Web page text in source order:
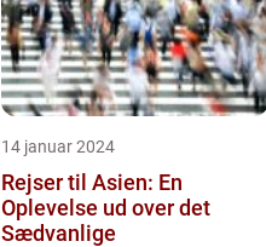
14 januar 2024
Rejser til Asien: En
Oplevelse ud over det
Sædvanlige